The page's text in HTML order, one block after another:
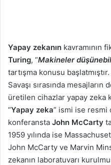
Yapay zekanın kavramının
Turing, “Makineler
tartışma konusu
Savaşı sırasında
üretilen cihazlar yapay zeka
“Yapay zeka” ismi ise resmi
konferansta John McCarty
1959 yılında ise
John McCarty ve Marvin
zekanın laboratuvarı